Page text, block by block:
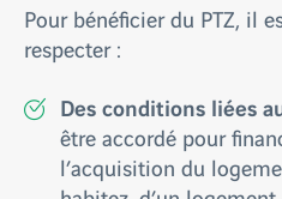
Pour bénéficier du PTZ, il
respecter :
Des conditions liées
être accordé pour
l’acquisition du